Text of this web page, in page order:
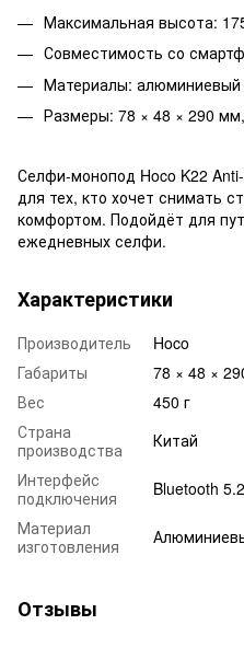
Максимальная высота:
Совместимость со
Материалы: алюминиевый
Размеры: 78 × 48 × 290
Селфи-монопод Hoco K22
для тех, кто хочет снимать
комфортом. Подойдёт для
ежедневных селфи.
Характеристики
Производитель
Hoco
Габариты
78 × 48 ×
Вес
450 г
Страна
производства
Китай
Интерфейс
подключения
Bluetooth 5.2
Материал
изготовления
Отзывы